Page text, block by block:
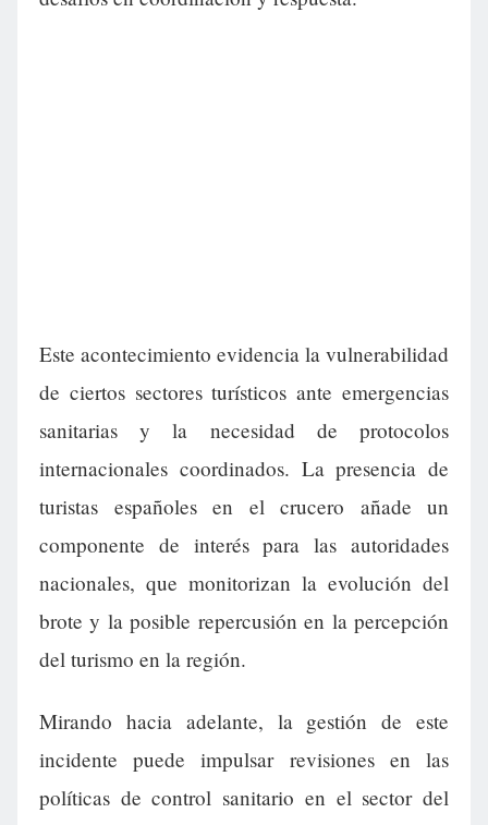
Este acontecimiento evidencia la vulnerabilidad
de ciertos sectores turísticos ante emergencias
sanitarias y la necesidad de protocolos
internacionales coordinados. La presencia de
turistas españoles en el crucero añade un
componente de interés para las autoridades
nacionales, que monitorizan la evolución del
brote y la posible repercusión en la percepción
del turismo en la región.
Mirando hacia adelante, la gestión de este
incidente puede impulsar revisiones en las
políticas de control sanitario en el sector del